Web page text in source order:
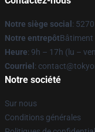
Notre siège social :
Notre entrepôtBâtiment
Heure: 9h – 17h (lu –
Courriel :
Notre société
Sur nous
Conditions générales